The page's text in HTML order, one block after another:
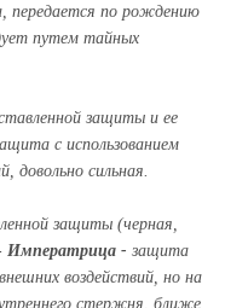
передается по рождению
путем тайных
защиты и ее
с использованием
довольно сильная.
защиты (черная,
Императрица - защита
воздействий, но на
стержня, ближе